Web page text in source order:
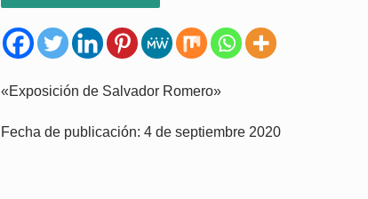
«Exposición de Salvador Romero»
Fecha de publicación: 4 de septiembre 2020